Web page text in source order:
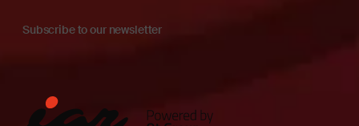
Subscribe to our newsletter